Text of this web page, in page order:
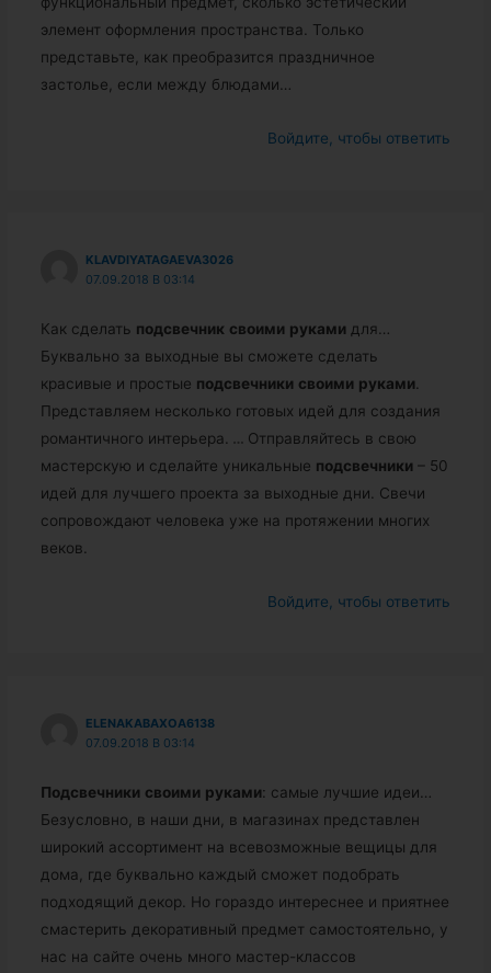
элемент оформления пространства. Только
представьте, как преобразится праздничное
застолье, если между блюдами…
Войдите, чтобы ответить
KLAVDIYATAGAEVA3026
07.09.2018 В 03:14
Как сделать подсвечник своими руками для…
Буквально за выходные вы сможете сделать
красивые и простые подсвечники своими руками
Представляем несколько готовых идей для создания
романтичного интерьера.
… Отправляйтесь в свою
мастерскую и сделайте уникальные подсвечники – 50
идей для лучшего проекта за выходные дни. Свечи
сопровождают человека уже на протяжении многих
веков.
Войдите, чтобы ответить
ELENAKABAXOA6138
07.09.2018 В 03:14
Подсвечники своими руками: самые лучшие идеи…
Безусловно, в наши дни, в магазинах представлен
широкий ассортимент на всевозможные вещицы для
дома, где буквально каждый сможет подобрать
подходящий декор. Но гораздо интереснее и приятнее
смастерить декоративный предмет самостоятельно, у
нас на сайте очень много мастер-классов